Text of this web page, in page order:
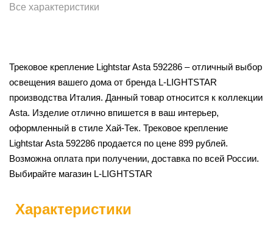
Все характеристики
Трековое крепление Lightstar Asta 592286 – отличный выбор
освещения вашего дома от бренда L-LIGHTSTAR
производства Италия. Данный товар относится к коллекции
Asta. Изделие отлично впишется в ваш интерьер,
оформленный в стиле Хай-Тек. Трековое крепление
Lightstar Asta 592286 продается по цене 899 рублей.
Возможна оплата при получении, доставка по всей России.
Выбирайте магазин L-LIGHTSTAR
Характеристики